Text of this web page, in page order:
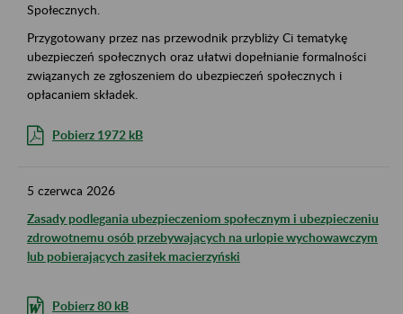
Społecznych.
Przygotowany przez nas przewodnik przybliży Ci tematykę
ubezpieczeń społecznych oraz ułatwi dopełnianie formalności
związanych ze zgłoszeniem do ubezpieczeń społecznych i
opłacaniem składek.
Pobierz 1972 kB
5 czerwca 2026
Zasady podlegania ubezpieczeniom społecznym i ubezpieczeniu
zdrowotnemu osób przebywających na urlopie wychowawczym
lub pobierających zasiłek macierzyński
Pobierz 80 kB